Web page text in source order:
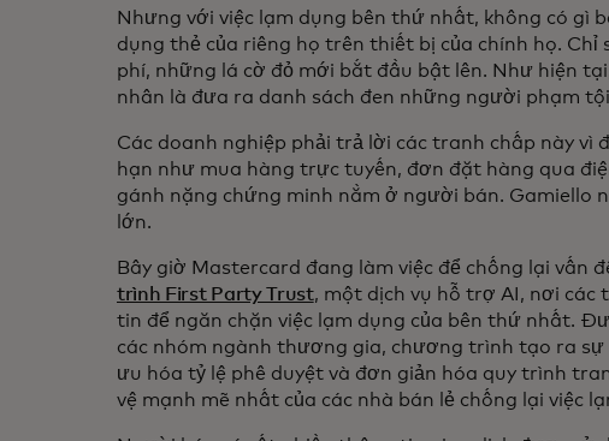
Nhưng với việc lạm dụng bên thứ nhất, không có gì
dụng thẻ của riêng họ trên thiết bị của chính họ. Chỉ
phí, những lá cờ đỏ mới bắt đầu bật lên. Như hiện
nhân là đưa ra danh sách đen những người phạm
Các doanh nghiệp phải trả lời các tranh chấp này vì
hạn như mua hàng trực tuyến, đơn đặt hàng qua
gánh nặng chứng minh nằm ở người bán. Gamiello
lớn.
Bây giờ Mastercard đang làm việc để chống lại vấn
trình First Party Trust, một dịch vụ hỗ trợ AI, nơi các
tin để ngăn chặn việc lạm dụng của bên thứ nhất.
các nhóm ngành thương gia, chương trình tạo ra sự
ưu hóa tỷ lệ phê duyệt và đơn giản hóa quy trình
vệ mạnh mẽ nhất của các nhà bán lẻ chống lại việc